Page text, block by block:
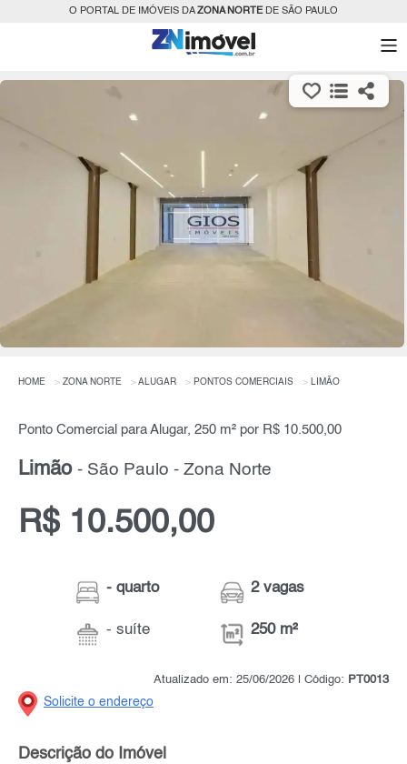
O PORTAL DE IMÓVEIS DAZONA NORTEDE SÃO PAULO
HOME ZONA NORTE ALUGAR PONTOS COMERCIAIS LIMÃO
Ponto Comercial para Alugar, 250 m² por R$ 10.500,00
Limão - São Paulo - Zona Norte
R$ 10.500,00
- quarto
- suíte
2 vagas
250 m²
Atualizado em: 25/06/2026 | Código: PT0013
Solicite o endereço
Descrição do Imóvel